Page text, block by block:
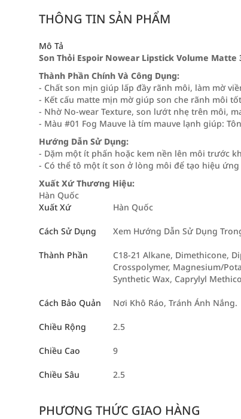
THÔNG TIN SẢN PHẨM
Mô Tả
Son Thỏi Espoir Nowear Lipstick Volume Matte
Thành Phần Chính Và Công Dụng:
- Chất son mịn giúp lấp đầy rãnh môi, làm mờ
- Kết cấu matte mịn mờ giúp son che rãnh môi
- Nhờ No‑wear Texture, son lướt nhẹ trên môi,
- Màu #01 Fog Mauve là tím mauve lạnh giúp:
Hướng Dẫn Sử Dụng:
- Dặm một ít phấn hoặc kem nền lên môi trước
- Có thể tô một ít son ở lòng môi để tạo hiệu
Xuất Xứ Thương Hiệu:
Hàn Quốc
Xuất Xứ
Hàn Quốc
Cách Sử Dụng Xem Hướng Dẫn Sử Dụng
Thành Phần
C18-21 Alkane, Dimethicone,
Crosspolymer, Magnesium/
Synthetic Wax, Caprylyl
Cách Bảo Quản Nơi Khô Ráo, Tránh Ánh Nắng.
Chiều Rộng 2.5
Chiều Cao 9
Chiều Sâu 2.5
PHƯƠNG THỨC GIAO HÀNG